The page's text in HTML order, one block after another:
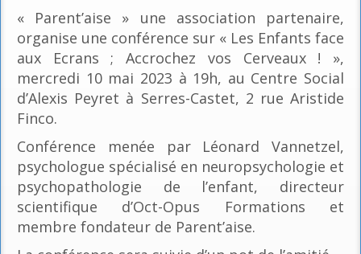
« Parent’aise » une association partenaire,
organise une conférence sur « Les Enfants face
aux Ecrans ; Accrochez vos Cerveaux ! »,
mercredi 10 mai 2023 à 19h, au Centre Social
d’Alexis Peyret à Serres-Castet, 2 rue Aristide
Finco.
Conférence menée par Léonard Vannetzel,
psychologue spécialisé en neuropsychologie et
psychopathologie de l’enfant, directeur
scientifique d’Oct-Opus Formations et
membre fondateur de Parent’aise.